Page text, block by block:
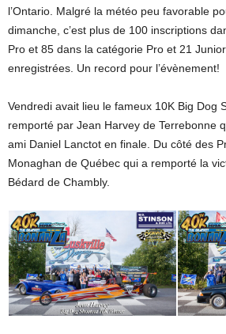
l’Ontario. Malgré la météo peu favorable
dimanche, c’est plus de 100 inscriptions
Pro et 85 dans la catégorie Pro et 21
enregistrées. Un record pour l’évènement!
Vendredi avait lieu le fameux 10K Big Dog
remporté par Jean Harvey de Terrebonne
ami Daniel Lanctot en finale. Du côté des
Monaghan de Québec qui a remporté la
Bédard de Chambly.